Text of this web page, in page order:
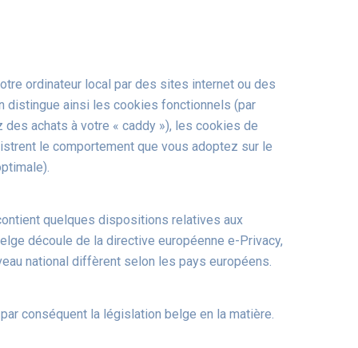
ordinateur local par des sites internet ou des
distingue ainsi les cookies fonctionnels (par
achats à votre « caddy »), les cookies de
le comportement que vous adoptez sur le
quelques dispositions relatives aux
découle de la directive européenne e-Privacy,
national diffèrent selon les pays européens.
conséquent la législation belge en la matière.